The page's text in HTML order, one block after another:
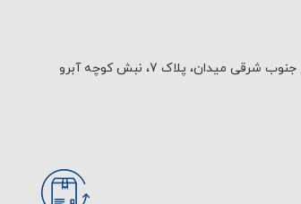
میدان، پلاک 7، نبش کوچه آبرو